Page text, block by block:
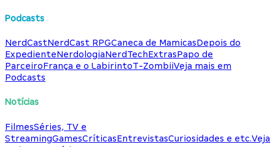
Podcasts
NerdCastNerdCast RPGCaneca de MamicasDepois do
ExpedienteNerdologiaNerdTechExtrasPapo de
ParceiroFrança e o LabirintoT-ZombiiVeja mais em
Podcasts
Notícias
FilmesSéries, TV e
StreamingGamesCríticasEntrevistasCuriosidades e etc.Veja